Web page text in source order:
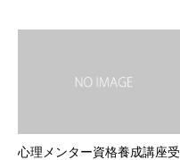
心理メンター資格養成講座受